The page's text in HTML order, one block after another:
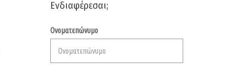
Ενδιαφέρεσαι;
Ονοματεπώνυμο